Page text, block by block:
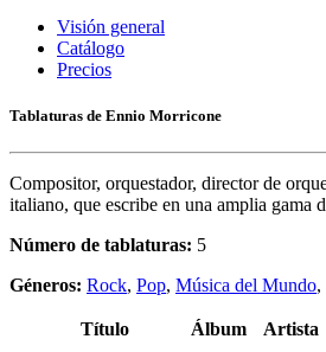
Visión general
Catálogo
Precios
Tablaturas de Ennio Morricone
Compositor, orquestador, director de
italiano, que escribe en una amplia gama
Número de tablaturas: 5
Géneros: Rock, Pop, Música del Mundo,
Título Álbum Artista